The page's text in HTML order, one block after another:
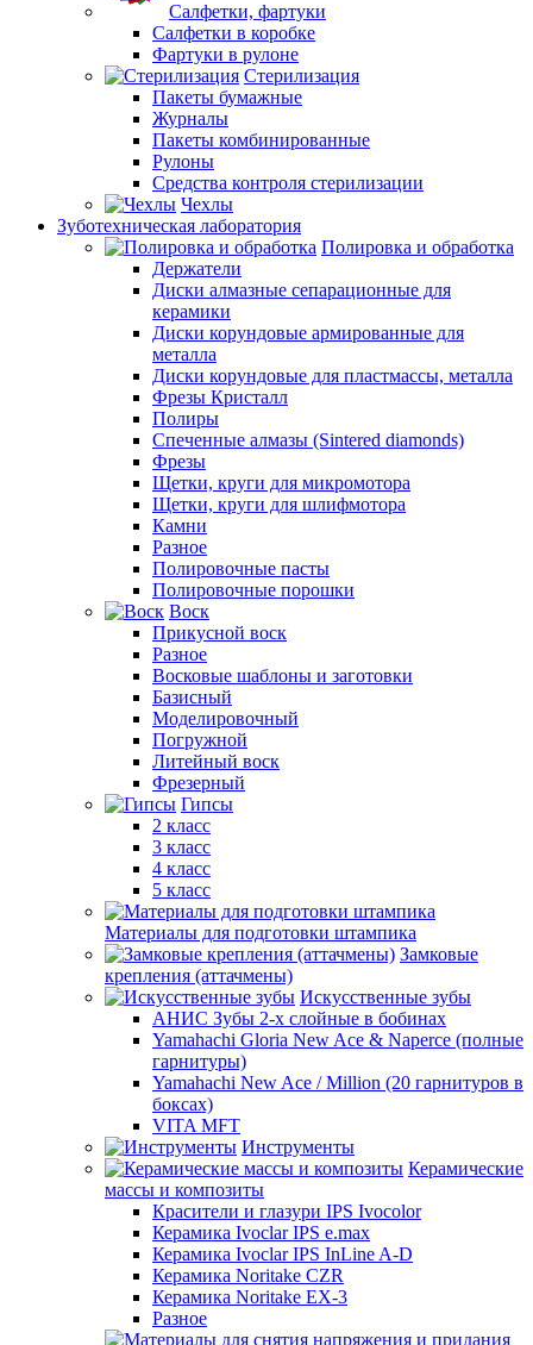
Салфетки, фартуки
Салфетки в коробке
Фартуки в рулоне
Стерилизация
Пакеты бумажные
Журналы
Пакеты комбинированные
Рулоны
Средства контроля стерилизации
Чехлы
Зуботехническая лаборатория
Полировка и обработка
Держатели
Диски алмазные сепарационные для
керамики
Диски корундовые армированные для
металла
Диски корундовые для пластмассы, металла
Фрезы Кристалл
Полиры
Спеченные алмазы (Sintered diamonds)
Фрезы
Щетки, круги для микромотора
Щетки, круги для шлифмотора
Камни
Разное
Полировочные пасты
Полировочные порошки
Воск
Прикусной воск
Разное
Восковые шаблоны и заготовки
Базисный
Моделировочный
Погружной
Литейный воск
Фрезерный
Гипсы
2 класс
3 класс
4 класс
5 класс
Материалы для подготовки штампика
Замковые
крепления (аттачмены)
Искусственные зубы
АНИС Зубы 2-х слойные в бобинах
Yamahachi Gloria New Ace & Naperce (полные
гарнитуры)
Yamahachi New Ace / Million (20 гарнитуров в
боксах)
VITA MFT
Инструменты
Керамические
массы и композиты
Красители и глазури IPS Ivocolor
Керамика Ivoclar IPS e.max
Керамика Ivoclar IPS InLine A-D
Керамика Noritake CZR
Керамика Noritake EX-3
Разное